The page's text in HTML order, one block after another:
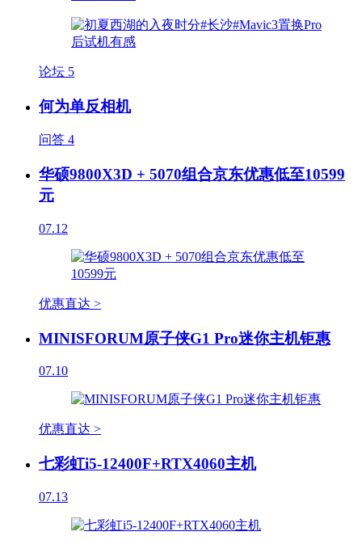
论坛 5
何为单反相机
问答 4
华硕9800X3D + 5070组合京东优惠低至10599
元
07.12
优惠直达 >
MINISFORUM原子侠G1 Pro迷你主机钜惠
07.10
优惠直达 >
七彩虹i5-12400F+RTX4060主机
07.13